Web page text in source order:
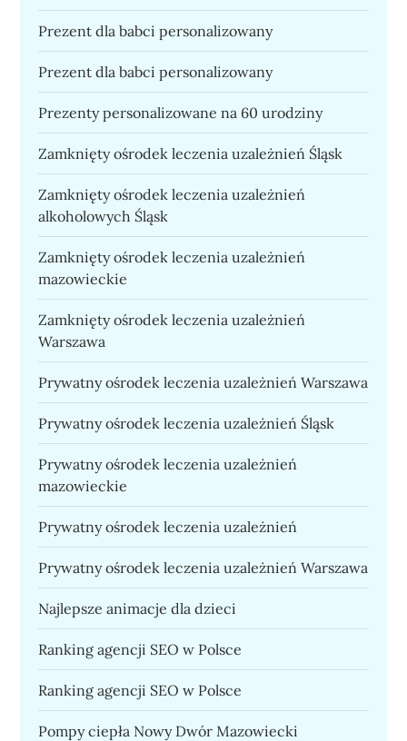
Prezent dla babci personalizowany
Prezent dla babci personalizowany
Prezenty personalizowane na 60 urodziny
Zamknięty ośrodek leczenia uzależnień Śląsk
Zamknięty ośrodek leczenia uzależnień
alkoholowych Śląsk
Zamknięty ośrodek leczenia uzależnień
mazowieckie
Zamknięty ośrodek leczenia uzależnień
Warszawa
Prywatny ośrodek leczenia uzależnień Warszawa
Prywatny ośrodek leczenia uzależnień Śląsk
Prywatny ośrodek leczenia uzależnień
mazowieckie
Prywatny ośrodek leczenia uzależnień
Prywatny ośrodek leczenia uzależnień Warszawa
Najlepsze animacje dla dzieci
Ranking agencji SEO w Polsce
Ranking agencji SEO w Polsce
Pompy ciepła Nowy Dwór Mazowiecki